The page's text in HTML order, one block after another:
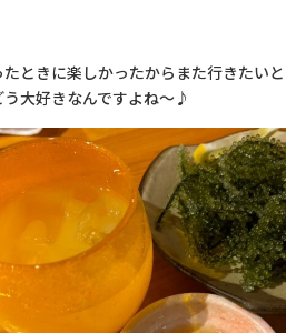
ときに楽しかったからまた行きたい
大好きなんですよね～♪